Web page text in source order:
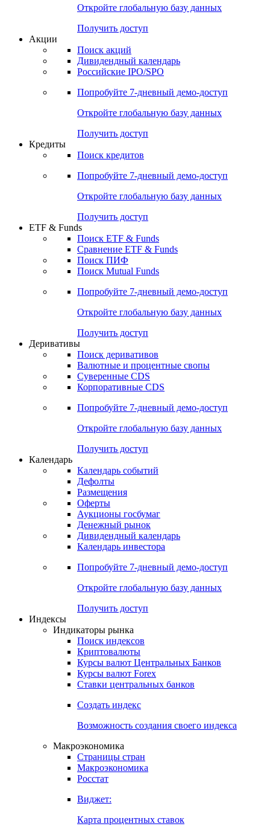
Откройте глобальную базу данных
Получить доступ
Акции
Поиск акций
Дивидендный календарь
Российские IPO/SPO
Попробуйте 7-дневный демо-доступ
Откройте глобальную базу данных
Получить доступ
Кредиты
Поиск кредитов
Попробуйте 7-дневный демо-доступ
Откройте глобальную базу данных
Получить доступ
ETF & Funds
Поиск ETF & Funds
Сравнение ETF & Funds
Поиск ПИФ
Поиск Mutual Funds
Попробуйте 7-дневный демо-доступ
Откройте глобальную базу данных
Получить доступ
Деривативы
Поиск деривативов
Валютные и процентные свопы
Суверенные CDS
Корпоративные CDS
Попробуйте 7-дневный демо-доступ
Откройте глобальную базу данных
Получить доступ
Календарь
Календарь событий
Дефолты
Размещения
Оферты
Аукционы госбумаг
Денежный рынок
Дивидендный календарь
Календарь инвестора
Попробуйте 7-дневный демо-доступ
Откройте глобальную базу данных
Получить доступ
Индексы
Индикаторы рынка
Поиск индексов
Криптовалюты
Курсы валют Центральных Банков
Курсы валют Forex
Ставки центральных банков
Создать индекс
Возможность создания своего индекса
Макроэкономика
Страницы стран
Макроэкономика
Росстат
Виджет:
Карта процентных ставок